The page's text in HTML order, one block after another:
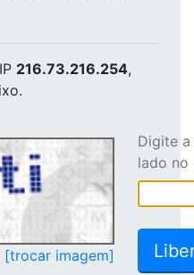
216.73.216.254,
[trocar imagem]
Digite
lado no